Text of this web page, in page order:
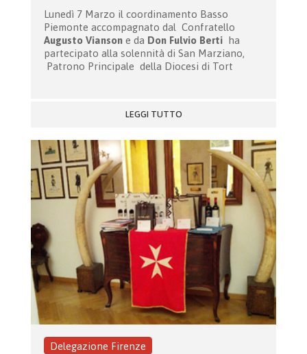
Lunedì 7 Marzo il coordinamento Basso
Piemonte accompagnato dal Confratello
Augusto Viansone da Don Fulvio Berti ha
partecipato alla solennità di San Marziano,
Patrono Principale della Diocesi di Tort
LEGGI TUTTO
Delegazione Firenze